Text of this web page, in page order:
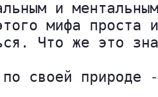
и
мифа
Что же это
по своей